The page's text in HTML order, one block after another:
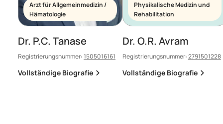
Arzt für Allgemeinmedizin /
Hämatologie
Dr. P.C. Tanase
Registrierungsnummer:1505016161
Vollständige Biografie
Physikalische Medizin und
Rehabilitation
Dr. O.R. Avram
Registrierungsnummer:2791501228
Vollständige Biografie